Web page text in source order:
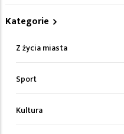
Kategorie
Z życia miasta
Sport
Kultura